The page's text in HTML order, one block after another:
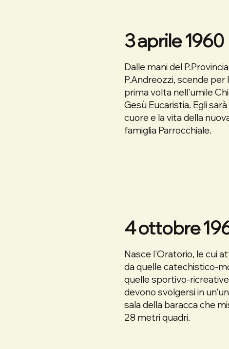
3 aprile 1960
Dalle mani del
P.Andreozzi, scende per
prima volta nell'umile
Gesù Eucaristia. Egli sarà
cuore e la vita della
famiglia Parrocchiale.
4 ottobre
Nasce l'Oratorio, le cui
da quelle catechistico-
quelle sportivo-
devono svolgersi in
sala della baracca che
28 metri quadri.